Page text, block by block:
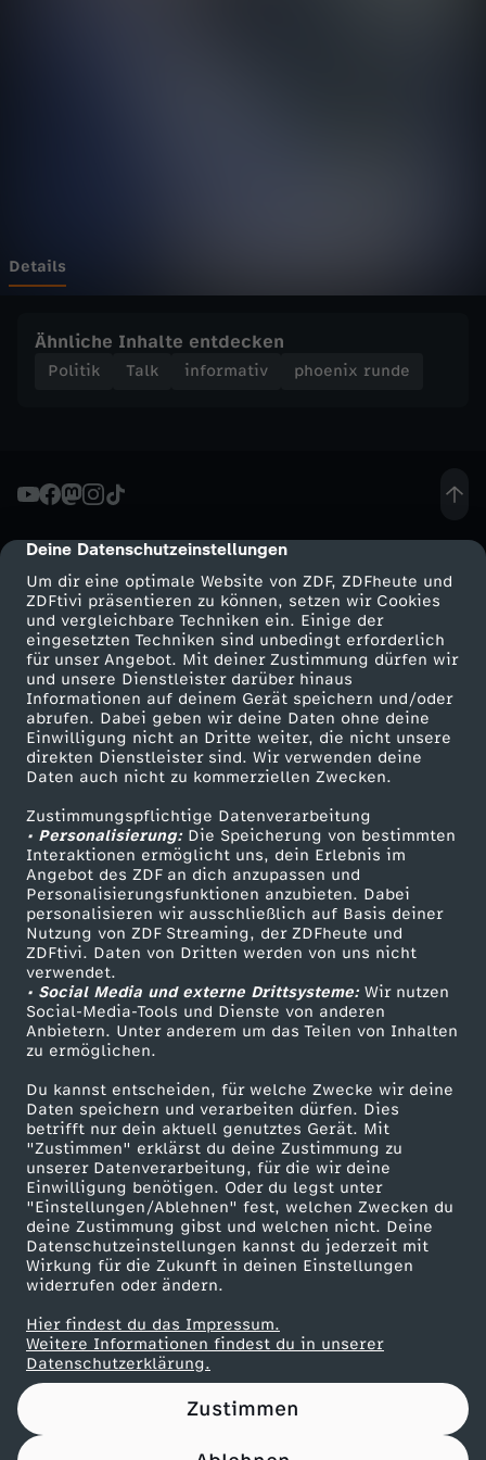
cmp-dialog-description
Deine Datenschutzeinstellungen
Um dir eine optimale Website von ZDF, ZDFheute und
ZDFtivi präsentieren zu können, setzen wir Cookies
und vergleichbare Techniken ein. Einige der
eingesetzten Techniken sind unbedingt erforderlich
für unser Angebot. Mit deiner Zustimmung dürfen wir
und unsere Dienstleister darüber hinaus
Informationen auf deinem Gerät speichern und/oder
abrufen. Dabei geben wir deine Daten ohne deine
Einwilligung nicht an Dritte weiter, die nicht unsere
direkten Dienstleister sind. Wir verwenden deine
Daten auch nicht zu kommerziellen Zwecken.
Zustimmungspflichtige Datenverarbeitung
• Personalisierung:Die Speicherung von bestimmten
Interaktionen ermöglicht uns, dein Erlebnis im
Angebot des ZDF an dich anzupassen und
Personalisierungsfunktionen anzubieten. Dabei
personalisieren wir ausschließlich auf Basis deiner
Nutzung von ZDF Streaming, der ZDFheute und
ZDFtivi. Daten von Dritten werden von uns nicht
verwendet.
• Social Media und externe Drittsysteme:Wir nutzen
Social-Media-Tools und Dienste von anderen
Anbietern. Unter anderem um das Teilen von Inhalten
zu ermöglichen.
Du kannst entscheiden, für welche Zwecke wir deine
Daten speichern und verarbeiten dürfen. Dies
betrifft nur dein aktuell genutztes Gerät. Mit
"Zustimmen" erklärst du deine Zustimmung zu
unserer Datenverarbeitung, für die wir deine
Einwilligung benötigen. Oder du legst unter
"Einstellungen/Ablehnen" fest, welchen Zwecken du
deine Zustimmung gibst und welchen nicht. Deine
Datenschutzeinstellungen kannst du jederzeit mit
Wirkung für die Zukunft in deinen Einstellungen
widerrufen oder ändern.
Hier findest du das Impressum.
Weitere Informationen findest du in unserer
Datenschutzerklärung.
Zustimmen
-
W
i
k
r
a
n
k
i
s
t
u
n
s
e
r
G
e
s
u
n
Details
Ähnliche Inhalte entdecken
Politik Talk informativ phoenix runde
Mehr ZDF
ZDF-Apps
Smart TV
ZDFtext
Livestreams
Sendungen A-Z
TV-Programm
Service
ZDFmitreden
Kontakt zum ZDF
Tickets
Zuschauerservice
Hilfe
ZDF Unternehmen
Karriere
ZDF goes Schule
Werbefernsehen
Mainzelmännchen
Partner